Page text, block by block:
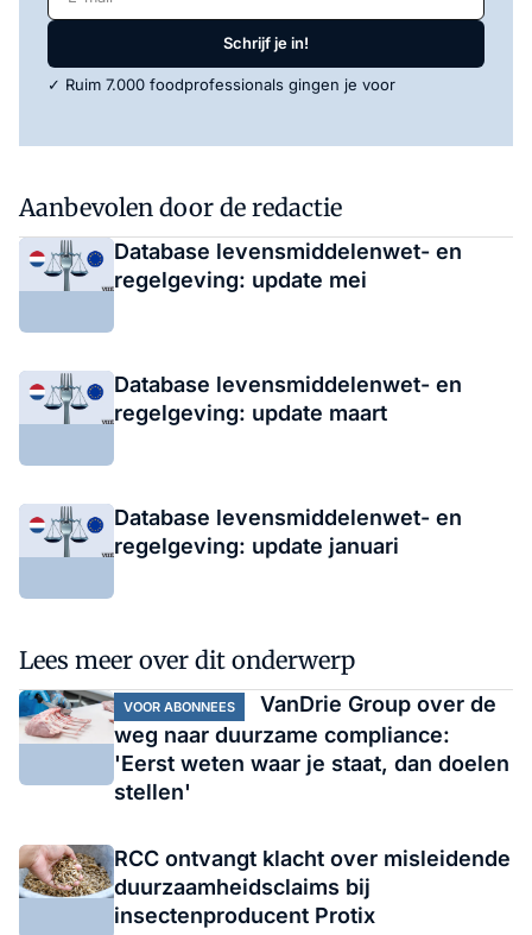
Schrijf je in!
✓ Ruim 7.000 foodprofessionals gingen je voor
Aanbevolen door de redactie
Database levensmiddelenwet- en
regelgeving: update mei
Database levensmiddelenwet- en
regelgeving: update maart
Database levensmiddelenwet- en
regelgeving: update januari
Lees meer over dit onderwerp
VOOR ABONNEES
VanDrie Group over de
weg naar duurzame compliance:
'Eerst weten waar je staat, dan doelen
stellen'
RCC ontvangt klacht over misleidende
duurzaamheidsclaims bij
insectenproducent Protix